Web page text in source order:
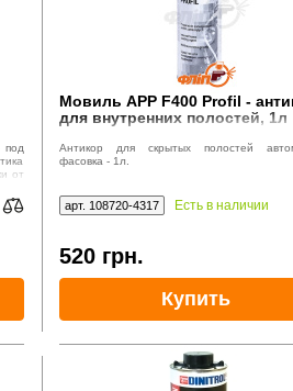
под
от
Мовиль APP F400 Profil -
для внутренних полостей, 1л
Антикор для скрытых полостей
фасовка - 1л.
арт. 108720-4317 Есть в наличии
520 грн.
Купить